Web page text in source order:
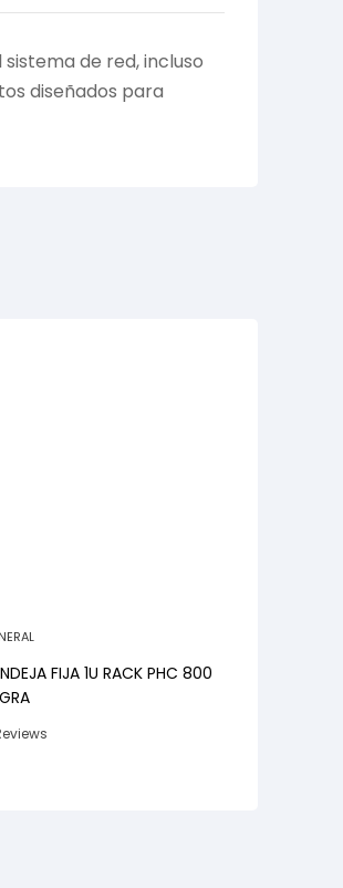
de red, incluso
diseñados para
FIJA 1U RACK PHC 800